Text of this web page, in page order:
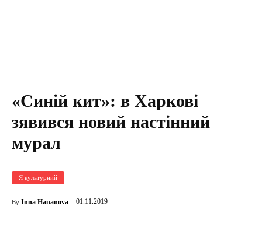
«Синій кит»: в Харкові
зявився новий настінний
мурал
Я культурний
By Inna Hananova 01.11.2019